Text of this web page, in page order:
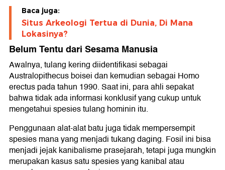
Baca juga:
Situs Arkeologi Tertua di Dunia, Di Mana
Lokasinya?
Belum Tentu dari Sesama Manusia
Awalnya, tulang kering diidentifikasi sebagai
Australopithecus boisei dan kemudian sebagai Homo
erectus pada tahun 1990. Saat ini, para ahli sepakat
bahwa tidak ada informasi konklusif yang cukup untuk
mengetahui spesies tulang hominin itu.
Penggunaan alat-alat batu juga tidak mempersempit
spesies mana yang menjadi tukang daging. Fosil ini bisa
menjadi jejak kanibalisme prasejarah, tetapi juga mungkin
merupakan kasus satu spesies yang kanibal atau